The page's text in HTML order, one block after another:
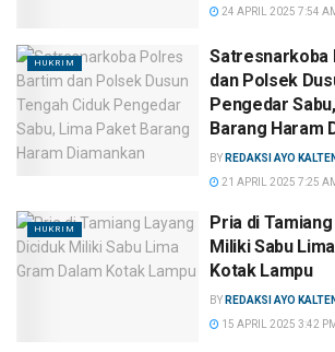
24 APRIL 2025 7:54
HUKRIM
Satresnarkoba
dan Polsek
Pengedar
Barang Haram
BY REDAKSI AYO
21 APRIL 2025 7:25
HUKRIM
Pria di
Miliki Sabu
Kotak Lampu
BY REDAKSI AYO
15 APRIL 2025 3:42 PM